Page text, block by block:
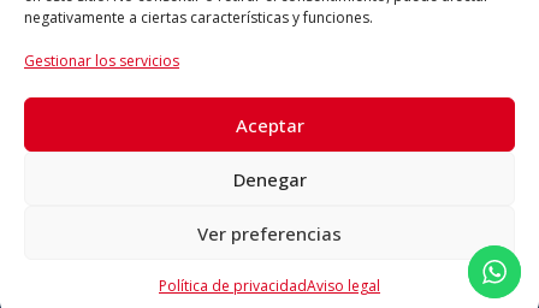
negativamente a ciertas características y funciones.
Gestionar los servicios
Aceptar
Denegar
Ver preferencias
Política de privacidadAviso legal
Accesibilidad
Política de privacidad
Todos los derechos reservados |
© 2024 Correduría de Seguros en